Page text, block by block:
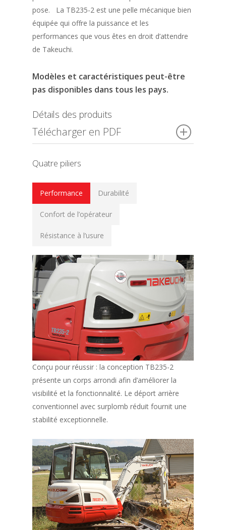
pose. La TB235-2 est une pelle mécanique bien
équipée qui offre la puissance et les
performances que vous êtes en droit d’attendre
de Takeuchi.
Modèles et caractéristiques peut-être
pas disponibles dans tous les pays.
Détails des produits
Télécharger en PDF
Quatre piliers
Performance Durabilité
Confort de l’opérateur
Résistance à l’usure
Conçu pour réussir : la conception TB235-2
présente un corps arrondi afin d’améliorer la
visibilité et la fonctionnalité. Le déport arrière
conventionnel avec surplomb réduit fournit une
stabilité exceptionnelle.